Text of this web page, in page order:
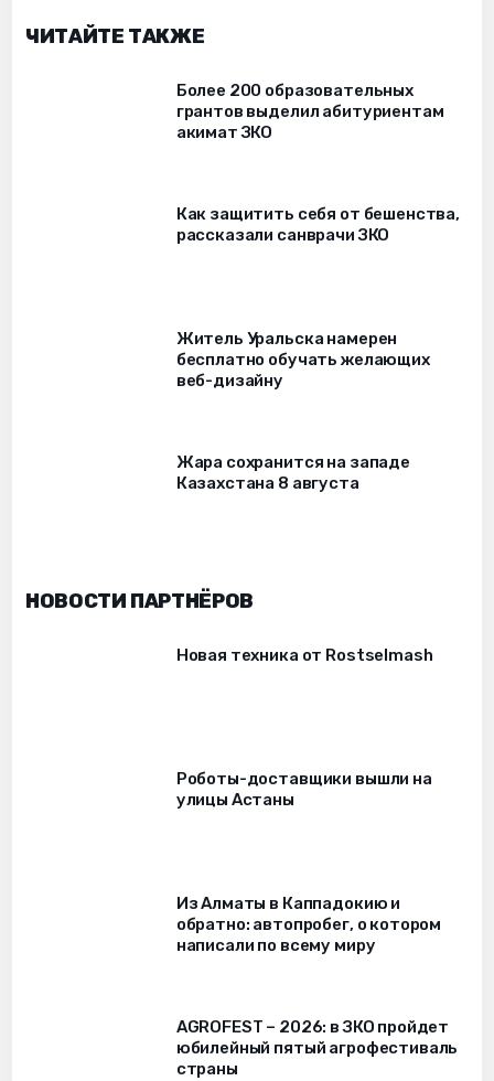
ЧИТАЙТЕ ТАКЖЕ
Более 200 образовательных
грантов выделил абитуриентам
акимат ЗКО
Как защитить себя от бешенства,
рассказали санврачи ЗКО
Житель Уральска намерен
бесплатно обучать желающих
веб-дизайну
Жара сохранится на западе
Казахстана 8 августа
НОВОСТИ ПАРТНЁРОВ
Новая техника от Rostselmash
Роботы-доставщики вышли на
улицы Астаны
Из Алматы в Каппадокию и
обратно: автопробег, о котором
написали по всему миру
AGROFEST – 2026: в ЗКО пройдет
юбилейный пятый агрофестиваль
страны